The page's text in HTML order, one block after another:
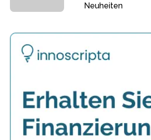
Neuheiten